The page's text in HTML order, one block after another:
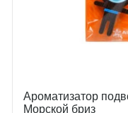
Ароматизатор
Морской бриз